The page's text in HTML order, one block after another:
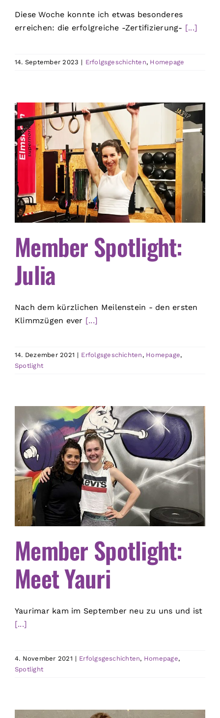
Diese Woche konnte ich etwas besonderes
erreichen: die erfolgreiche -Zertifizierung- [...]
14. September 2023 | Erfolgsgeschichten, Homepage
Member Spotlight:
Julia
Nach dem kürzlichen Meilenstein - den ersten
Klimmzügen ever [...]
14. Dezember 2021 | Erfolgsgeschichten , Homepage,
Spotlight
Member Spotlight:
Meet Yauri
Yaurimar kam im September neu zu uns und ist
[...]
4. November 2021 | Erfolgsgeschichten, Homepage,
Spotlight